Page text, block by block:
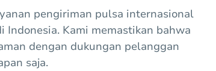
pengiriman pulsa internasional
Indonesia. Kami memastikan bahwa
dengan dukungan pelanggan
saja.